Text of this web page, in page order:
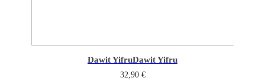
Dawit YifruDawit Yifru
32,90 €